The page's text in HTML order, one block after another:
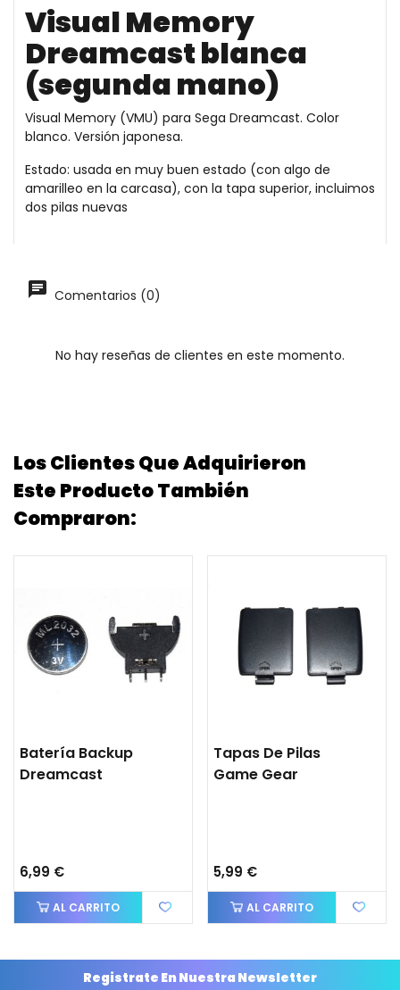
Visual Memory
Dreamcast blanca
(segunda mano)
Visual Memory (VMU) para Sega Dreamcast. Color
blanco. Versión japonesa.
Estado: usada en muy buen estado (con algo de
amarilleo en la carcasa), con la tapa superior, incluimos
dos pilas nuevas
Comentarios (0)
No hay reseñas de clientes en este momento.
Los Clientes Que Adquirieron
Este Producto También
Compraron:
Batería Backup
Dreamcast
6,99 €
AL CARRITO
Tapas De Pilas
Game Gear
5,99 €
AL CARRITO
Registrate En Nuestra Newsletter